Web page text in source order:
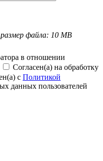
файла: 10 MB
в отношении
Согласен(а) на обработку
с Политикой
данных пользователей